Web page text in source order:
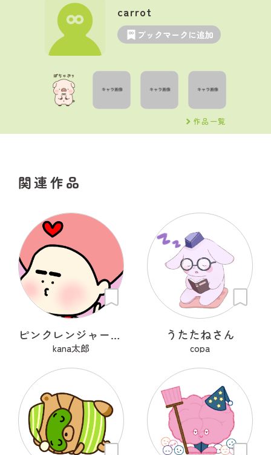
carrot
ブックマークに追加
作品一覧
関連作品
ピンクレンジャーアフロ🩷
kana太郎
うたたねさん
copa